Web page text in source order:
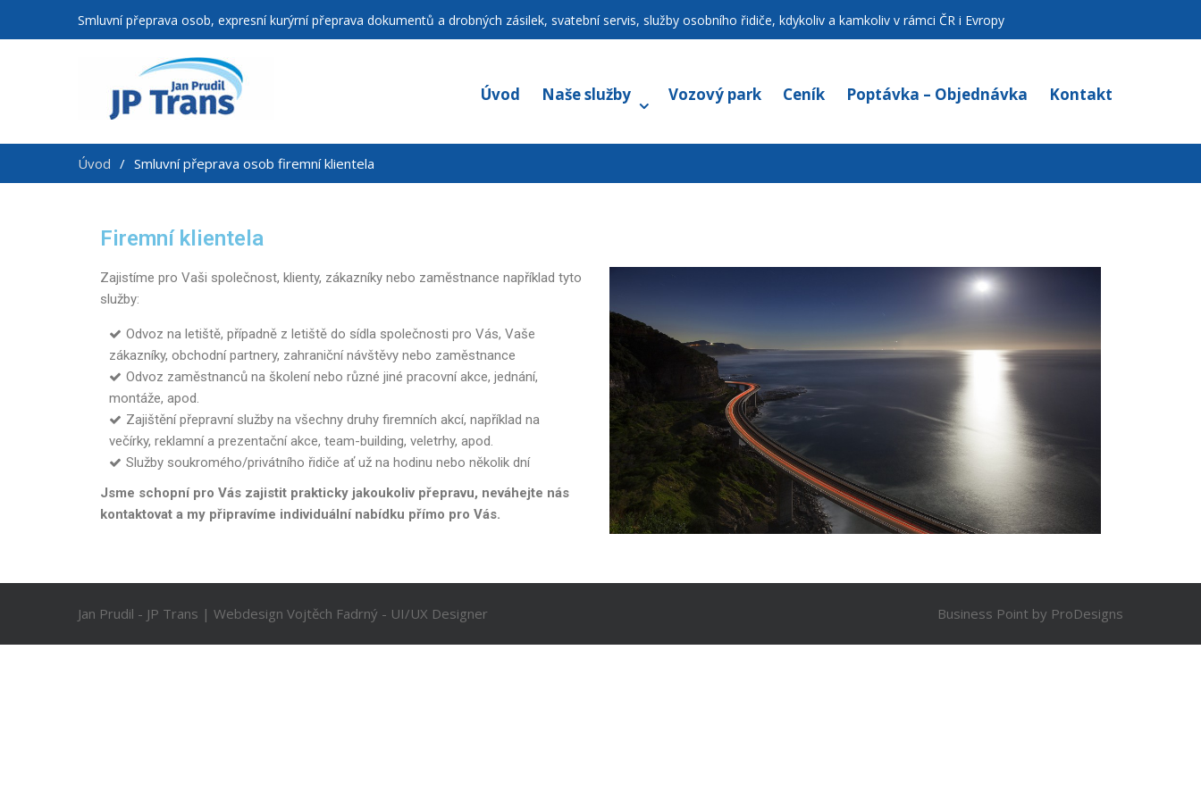
Smluvní přeprava osob, expresní kurýrní přeprava dokumentů a drobných zásilek, svatební servis, služby osobního řidiče, kdykoliv a kamkoliv v rámci ČR i Evropy
Úvod Naše služby Vozový park Ceník Poptávka – Objednávka Kontakt
Úvod Smluvní přeprava osob firemní klientela
Firemní klientela
Zajistíme pro Vaši společnost, klienty, zákazníky nebo zaměstnance například tyto
služby:
Odvoz na letiště, případně z letiště do sídla společnosti pro Vás, Vaše
zákazníky, obchodní partnery, zahraniční návštěvy nebo zaměstnance
Odvoz zaměstnanců na školení nebo různé jiné pracovní akce, jednání,
montáže, apod.
Zajištění přepravní služby na všechny druhy firemních akcí, například na
večírky, reklamní a prezentační akce, team-building, veletrhy, apod.
Služby soukromého/privátního řidiče ať už na hodinu nebo několik dní
Jsme schopní pro Vás zajistit prakticky jakoukoliv přepravu, neváhejte nás
kontaktovat a my připravíme individuální nabídku přímo pro Vás.
Jan Prudil - JP Trans | Webdesign Vojtěch Fadrný - UI/UX Designer Business Point by ProDesigns